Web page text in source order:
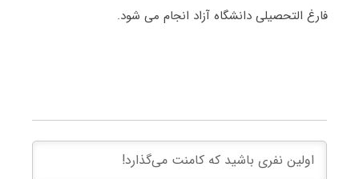
فارغ التحصیلی دانشگاه آزاد انجام می شود.